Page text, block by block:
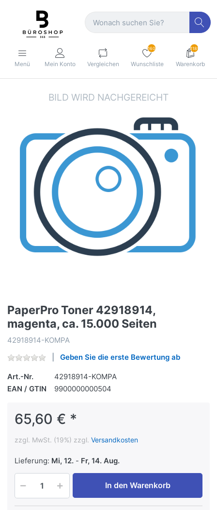
Menü Mein Konto Vergleichen
160
Wunschliste
1189
Warenkorb
PaperPro Toner 42918914,
magenta, ca. 15.000 Seiten
42918914-KOMPA
Geben Sie die erste Bewertung ab
Art.-Nr.
42918914-KOMPA
EAN / GTIN
9900000000504
65,60 € *
zzgl. MwSt. (19%) zzgl. Versandkosten
Lieferung: Mi, 12. - Fr, 14. Aug.
In den Warenkorb